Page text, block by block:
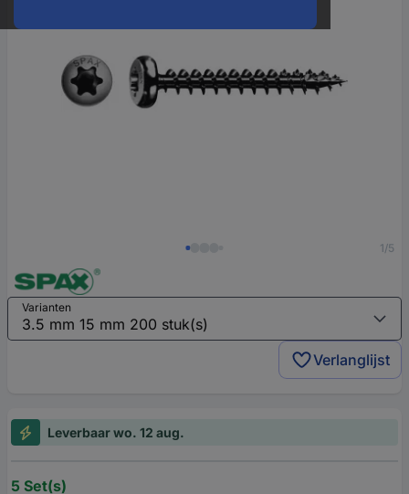
1/5
Varianten
Verlanglijst
Leverbaar wo. 12 aug.
5 Set(s)